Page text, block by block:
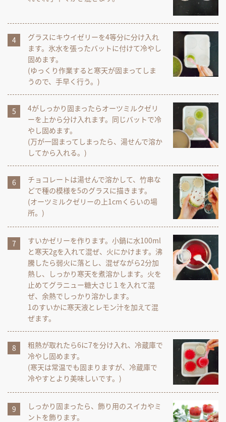
グラスにキウイゼリーを4等分に分け入れ
ます。氷水を張ったバットに付けて冷やし
固めます。
(ゆっくり作業すると寒天が固まってしま
うので、手早く行う。)
4がしっかり固まったらオーツミルクゼリ
ーを上から分け入れます。同じバットで冷
やし固めます。
(万が一固まってしまったら、湯せんで溶か
してから入れる。)
チョコレートは湯せんで溶かして、竹串な
どで種の模様を5のグラスに描きます。
(オーツミルクゼリーの上1cmくらいの場
所。)
すいかゼリーを作ります。小鍋に水100ml
と寒天2gを入れて混ぜ、火にかけます。沸
騰したら弱火に落とし、混ぜながら2分加
熱し、しっかり寒天を煮溶かします。火を
止めてグラニュー糖大さじ１を入れて混
ぜ、余熱でしっかり溶かします。
1のすいかに寒天液とレモン汁を加えて混
ぜます。
粗熱が取れたら6に7を分け入れ、冷蔵庫で
冷やし固めます。
(寒天は常温でも固まりますが、冷蔵庫で
冷やすとより美味しいです。)
しっかり固まったら、飾り用のスイカやミ
ントを飾ります。